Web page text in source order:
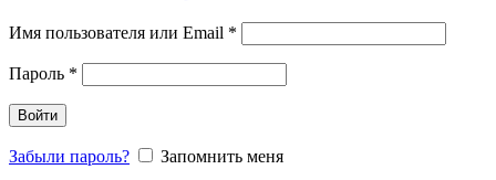
Имя пользователя или Email *
Пароль *
Войти
Забыли пароль? Запомнить меня